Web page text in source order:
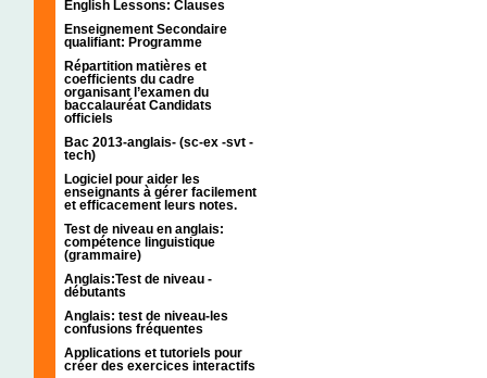
English Lessons: Clauses
Enseignement Secondaire
qualifiant: Programme
Répartition matières et
coefficients du cadre
organisant l’examen du
baccalauréat Candidats
officiels
Bac 2013-anglais- (sc-ex -svt -
tech)
Logiciel pour aider les
enseignants à gérer facilement
et efficacement leurs notes.
Test de niveau en anglais:
compétence linguistique
(grammaire)
Anglais:Test de niveau -
débutants
Anglais: test de niveau-les
confusions fréquentes
Applications et tutoriels pour
créer des exercices interactifs